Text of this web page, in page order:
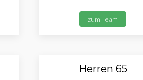
zum Team
Herren 65